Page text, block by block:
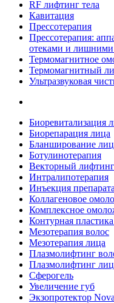
RF лифтинг тела
Кавитация
Прессотерапия
Прессотерапия:
отеками и лишними
Термомагнитное
Термомагнитный
Ультразвуковая
Биоревитализация
Биорепарация лица
Бланширование
Ботулинотерапия
Векторный
Интралипотерапия
Инъекция
Коллагеновое
Комплексное
Контурная
Мезотерапия волос
Мезотерапия лица
Плазмолифтинг
Плазмолифтинг
Сферогель
Увеличение губ
Экзопротектор